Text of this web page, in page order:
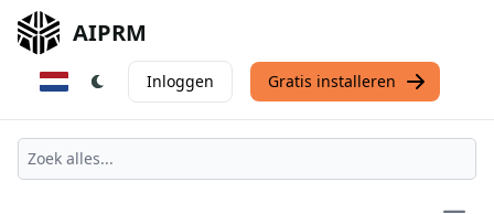
AIPRM
Inloggen Gratis installeren